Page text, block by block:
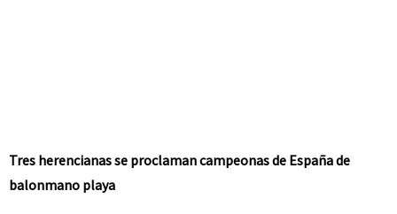
Tres herencianas se proclaman campeonas de España de
balonmano playa